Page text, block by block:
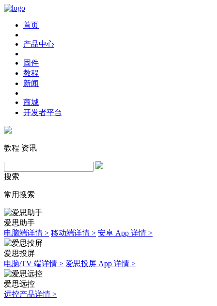
首页
产品中心
固件
教程
新闻
商城
开发者平台
教程 资讯
搜索
常用搜索
爱思助手
电脑端详情 > 移动端详情 > 安卓 App 详情 >
爱思投屏
电脑/TV 端详情 > 爱思投屏 App 详情 >
爱思远控
远控产品详情 >